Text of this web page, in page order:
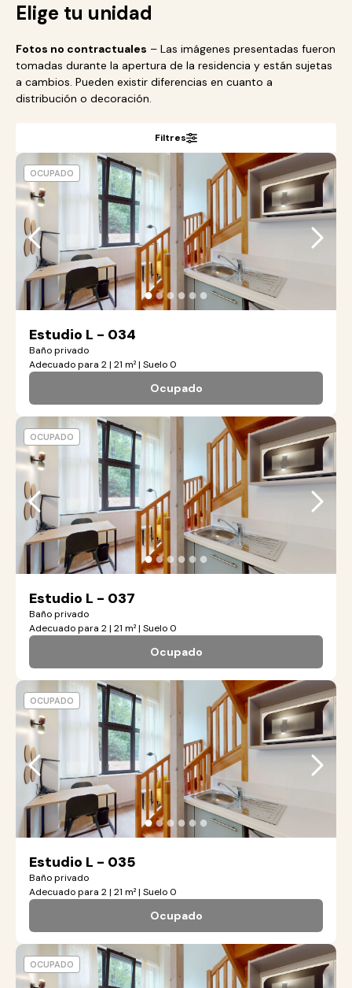
Elige tu unidad
Fotos no contractuales – Las imágenes presentadas fueron
tomadas durante la apertura de la residencia y están sujetas
a cambios. Pueden existir diferencias en cuanto a
distribución o decoración.
Filtres
●●●●●●
Estudio L - 034
Baño privado
Adecuado para 2 | 21 m² | Suelo 0
Ocupado
OCUPADO
●●●●●●
Estudio L - 037
Baño privado
Adecuado para 2 | 21 m² | Suelo 0
Ocupado
OCUPADO
●●●●●●
Estudio L - 035
Baño privado
Adecuado para 2 | 21 m² | Suelo 0
Ocupado
OCUPADO
OCUPADO